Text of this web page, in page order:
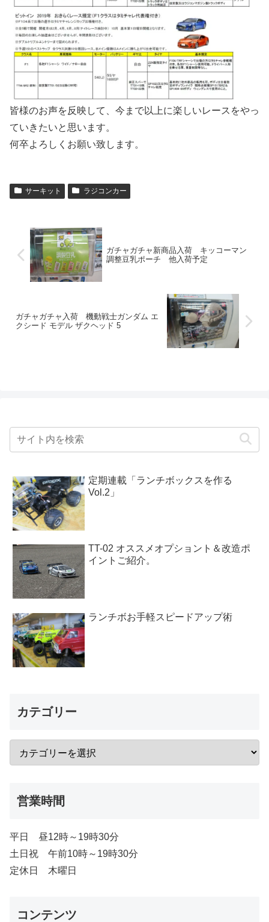
皆様のお声を反映して、今まで以上に楽しいレースをやっ
ていきたいと思います。
何卒よろしくお願い致します。
サーキット ラジコンカー
ガチャガチャ新商品入荷 キッコーマン
調整豆乳ポーチ 他入荷予定
ガチャガチャ入荷 機動戦士ガンダム エ
クシード モデル ザクヘッド 5
定期連載「ランチボックスを作る
Vol.2」
TT-02 オススメオプショント＆改造ポ
イントご紹介。
ランチボお手軽スピードアップ術
カテゴリー
営業時間
平日 昼12時～19時30分
土日祝 午前10時～19時30分
定休日 木曜日
コンテンツ